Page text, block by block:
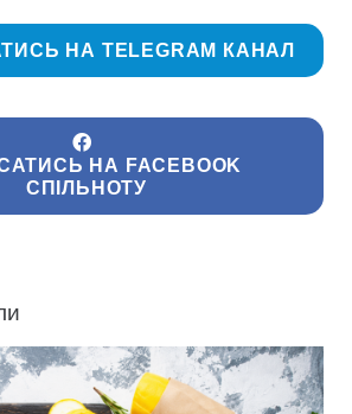
НА TELEGRAM КАНАЛ
НА FACEBOOK
СПІЛЬНОТУ